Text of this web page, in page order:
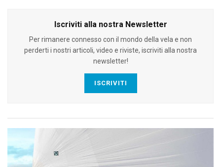
Iscriviti alla nostra Newsletter
Per rimanere connesso con il mondo della vela e non
perderti i nostri articoli, video e riviste, iscriviti alla nostra
newsletter!
ISCRIVITI